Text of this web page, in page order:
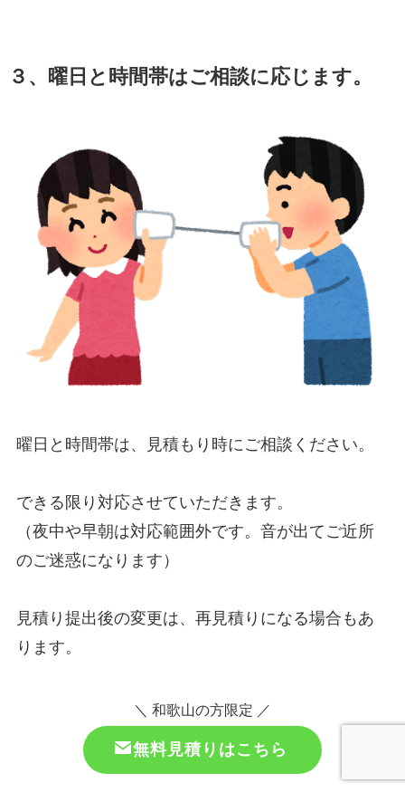
３、曜日と時間帯はご相談に応じます。
曜日と時間帯は、見積もり時にご相談ください。
できる限り対応させていただきます。
（夜中や早朝は対応範囲外です。音が出てご近所
のご迷惑になります）
見積り提出後の変更は、再見積りになる場合もあ
ります。
＼ 和歌山の方限定 ／
無料見積りはこちら